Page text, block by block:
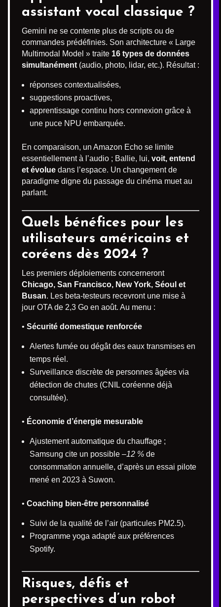
assistant vocal classique ?
Gemini ne se contente plus de scripts ou de
commandes prédéfinies. Son architecture « Large
Multimodal Model » traite 16 types de données
simultanément (audio, photo, lidar, etc.). Résultat :
réponses contextualisées,
suggestions proactives,
apprentissage continu hors connexion grâce à
une puce NPU embarquée.
En comparaison, un Amazon Echo se limite
essentiellement à l’audio ; Ballie, lui, voit, entend
et évolue dans l’espace. Un changement de
paradigme digne du passage du cinéma muet au
parlant.
Quels bénéfices pour les
utilisateurs américains et
coréens dès 2024 ?
Les premiers déploiements concerneront
Chicago, San Francisco, New York, Séoul et
Busan. Les beta-testeurs recevront une mise à
jour OTA de 2,3 Go en août. Au menu :
• Sécurité domestique renforcée
Alertes fumée ou dégât des eaux transmises en
temps réel.
Surveillance discrète de personnes âgées via
détection de chutes (CNIL coréenne déjà
consultée).
• Économie d’énergie mesurable
Ajustement automatique du chauffage ;
Samsung cite un possible –12 % de
consommation annuelle, d’après un essai pilote
mené en 2023 à Suwon.
• Coaching bien-être personnalisé
Suivi de la qualité de l’air (particules PM2.5).
Programme yoga adapté aux préférences
Spotify.
Risques, défis et
perspectives d’un robot